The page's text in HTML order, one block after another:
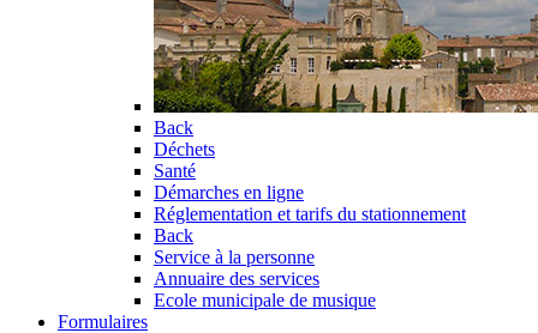
Back
Déchets
Santé
Démarches en ligne
Réglementation et tarifs du stationnement
Back
Service à la personne
Annuaire des services
Ecole municipale de musique
Formulaires